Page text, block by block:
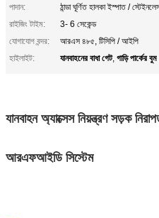
পাদান:
ঠান্ডা ঘূর্ণিত হালকা ইস্পাত /
রাইজিং টাইম:
3- 6 সেকেন্ড
যোগাযোগ বন্দর:
আরএস ৪৮৫, টিসিপি / আইপি
হাইলাইট:
যানবাহনের বাধা গেট, গাড়ি পার্কের
যানবাহন অ্যাক্সেস নিয়ন্ত্রণ সড়ক
আরএফআইডি সিস্টেম